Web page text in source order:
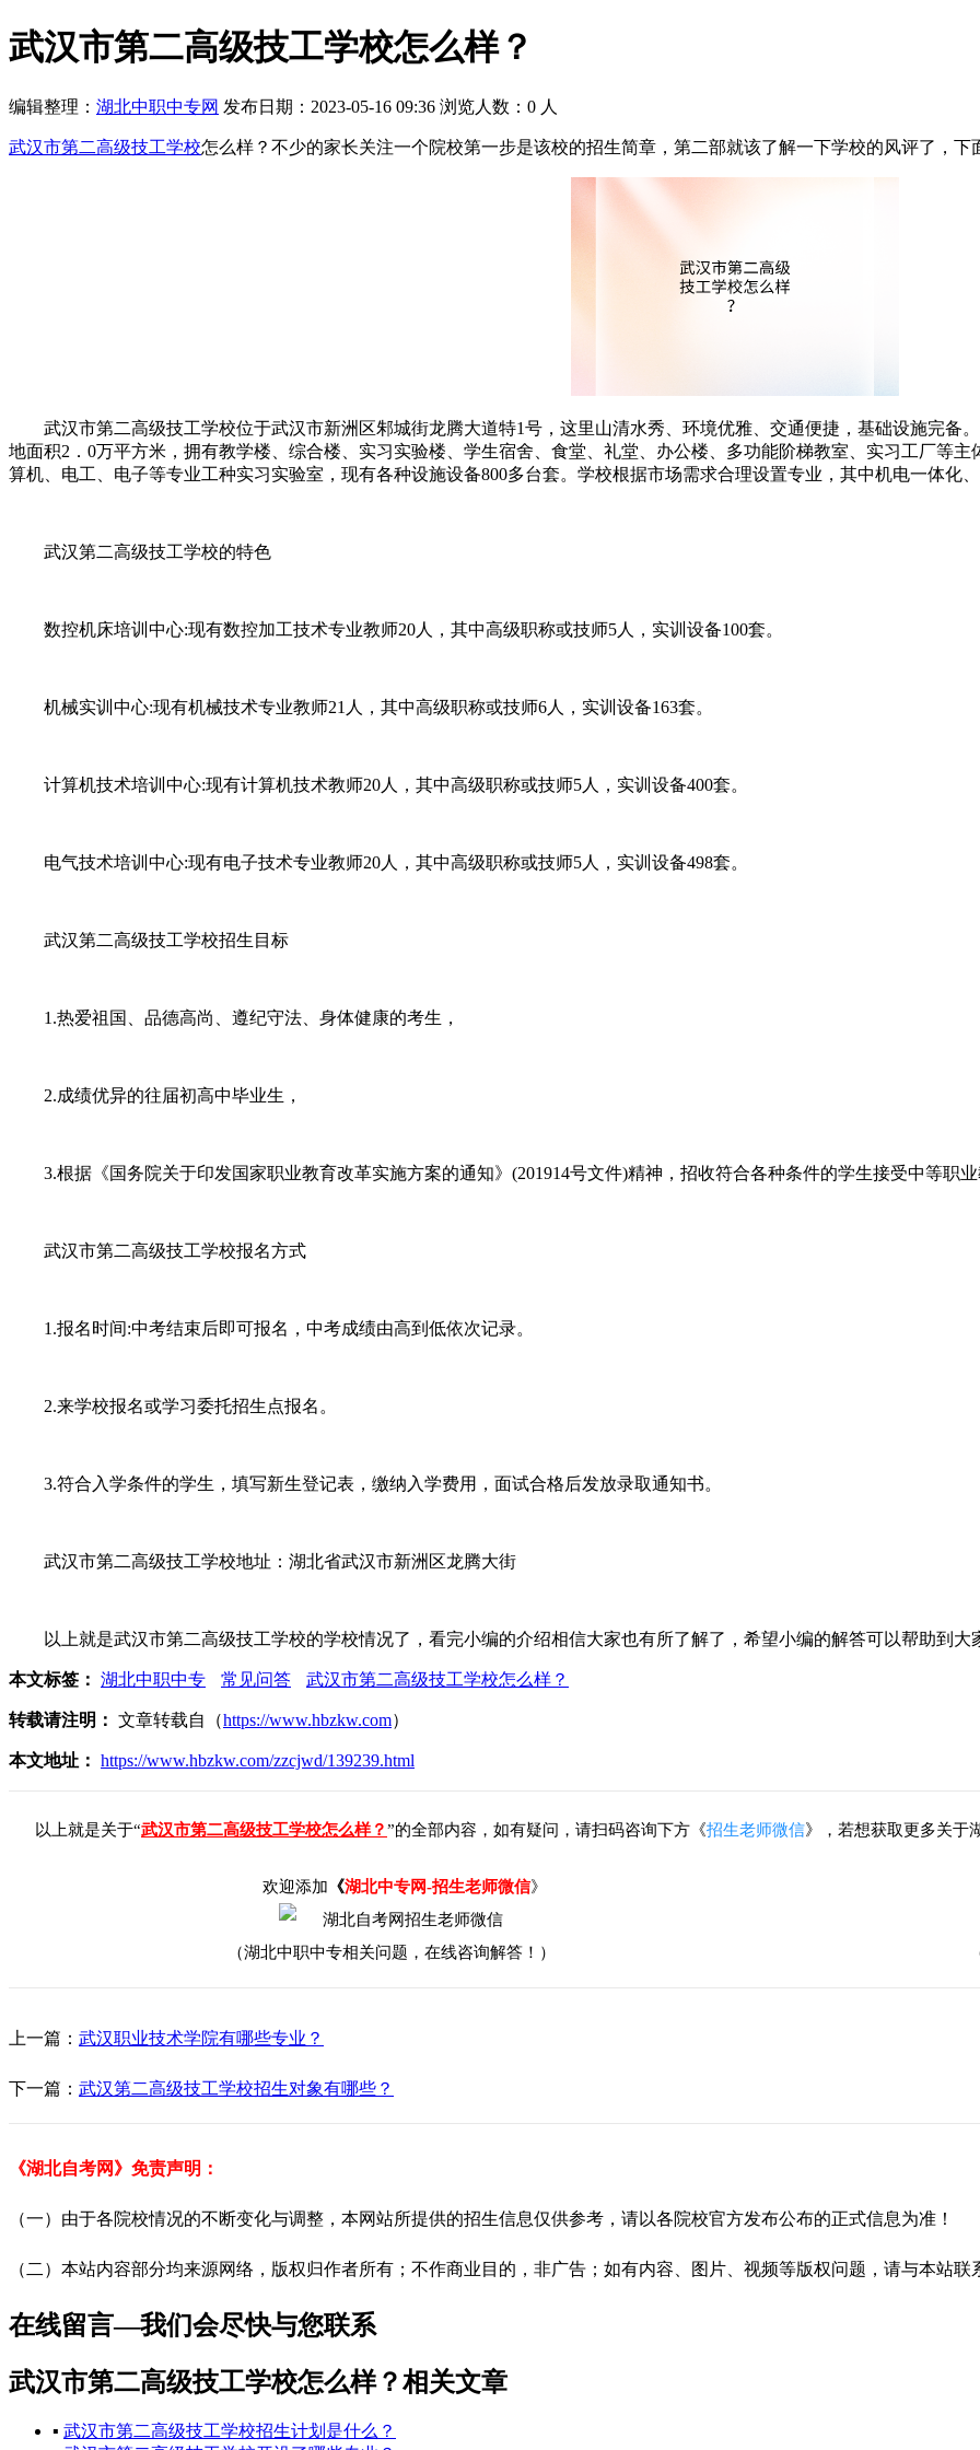
武汉市第二高级技工学校怎么样？
编辑整理： 湖北中职中专网 发布日期：2023-05-16 09:36 浏览人数： 0 人
武汉市第二高级技工学校怎么样？不少的家长关注一个院校第一步是该校的招生简章，第二部就该了解一下学校的风评了，
武汉市第二高级技工学校位于武汉市新洲区邾城街龙腾大道特1号，这里山清水秀、环境优雅、交通便捷，基础设施完备
地面积2．0万平方米，拥有教学楼、综合楼、实习实验楼、学生宿舍、食堂、礼堂、办公楼、多功能阶梯教室、实习工厂等
算机、电工、电子等专业工种实习实验室，现有各种设施设备800多台套。学校根据市场需求合理设置专业，其中机电一体化
武汉第二高级技工学校的特色
数控机床培训中心:现有数控加工技术专业教师20人，其中高级职称或技师5人，实训设备100套。
机械实训中心:现有机械技术专业教师21人，其中高级职称或技师6人，实训设备163套。
计算机技术培训中心:现有计算机技术教师20人，其中高级职称或技师5人，实训设备400套。
电气技术培训中心:现有电子技术专业教师20人，其中高级职称或技师5人，实训设备498套。
武汉第二高级技工学校招生目标
1.热爱祖国、品德高尚、遵纪守法、身体健康的考生，
2.成绩优异的往届初高中毕业生，
3.根据《国务院关于印发国家职业教育改革实施方案的通知》(201914号文件)精神，招收符合各种条件的学生接受中等职
武汉市第二高级技工学校报名方式
1.报名时间:中考结束后即可报名，中考成绩由高到低依次记录。
2.来学校报名或学习委托招生点报名。
3.符合入学条件的学生，填写新生登记表，缴纳入学费用，面试合格后发放录取通知书。
武汉市第二高级技工学校地址：湖北省武汉市新洲区龙腾大街
以上就是武汉市第二高级技工学校的学校情况了，看完小编的介绍相信大家也有所了解了，希望小编的解答可以帮助到大
本文标签： 湖北中职中专 常见问答 武汉市第二高级技工学校怎么样？
转载请注明： 文章转载自（https://www.hbzkw.com）
本文地址： https://www.hbzkw.com/zzcjwd/139239.html
以上就是关于“武汉市第二高级技工学校怎么样？”的全部内容，如有疑问，请扫码咨询下方《招生老师微信》，若想获取更多关于
欢迎添加 《湖北中专网-招生老师微信》
（湖北中职中专相关问题，在线咨询解答！）
上一篇： 武汉职业技术学院有哪些专业？
下一篇： 武汉第二高级技工学校招生对象有哪些？
《湖北自考网》免责声明：
（一）由于各院校情况的不断变化与调整，本网站所提供的招生信息仅供参考，请以各院校官方发布公布的正式信息为准！
（二）本站内容部分均来源网络，版权归作者所有；不作商业目的，非广告；如有内容、图片、视频等版权问题，请与本站联
在线留言—我们会尽快与您联系
武汉市第二高级技工学校怎么样？相关文章
▪ 武汉市第二高级技工学校招生计划是什么？